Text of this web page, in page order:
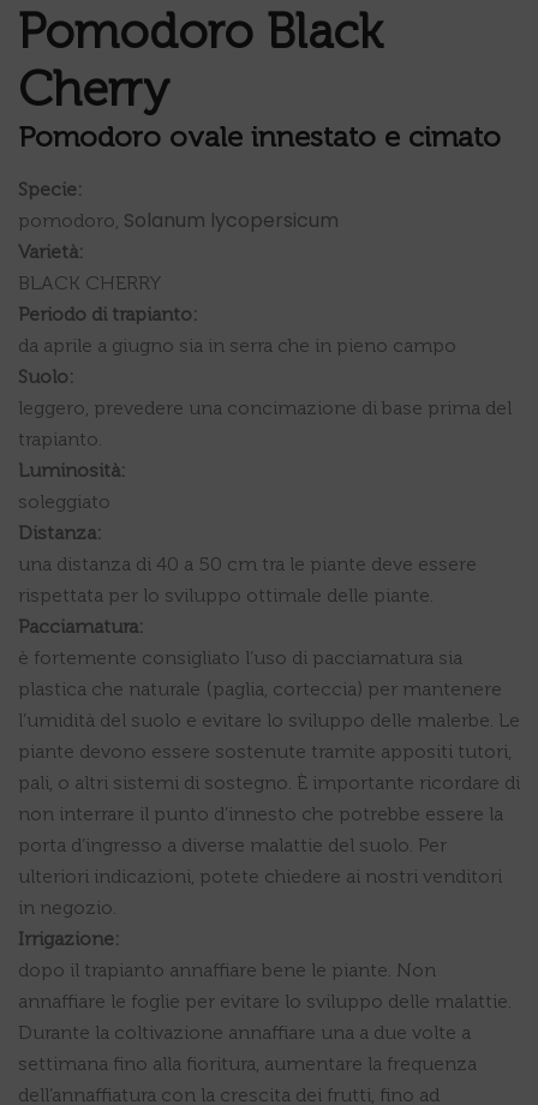
Pomodoro Black
Cherry
Pomodoro ovale innestato e cimato
Specie:
pomodoro, Solanum lycopersicum
Varietà:
BLACK CHERRY
Periodo di trapianto:
da aprile a giugno sia in serra che in pieno campo
Suolo:
leggero, prevedere una concimazione di base prima del
trapianto.
Luminosità:
soleggiato
Distanza:
una distanza di 40 a 50 cm tra le piante deve essere
rispettata per lo sviluppo ottimale delle piante.
Pacciamatura:
è fortemente consigliato l’uso di pacciamatura sia
plastica che naturale (paglia, corteccia) per mantenere
l’umidità del suolo e evitare lo sviluppo delle malerbe. Le
piante devono essere sostenute tramite appositi tutori,
pali, o altri sistemi di sostegno. È importante ricordare di
non interrare il punto d’innesto che potrebbe essere la
porta d’ingresso a diverse malattie del suolo. Per
ulteriori indicazioni, potete chiedere ai nostri venditori
in negozio.
Irrigazione:
dopo il trapianto annaffiare bene le piante. Non
annaffiare le foglie per evitare lo sviluppo delle malattie.
Durante la coltivazione annaffiare una a due volte a
settimana fino alla fioritura, aumentare la frequenza
dell’annaffiatura con la crescita dei frutti, fino ad